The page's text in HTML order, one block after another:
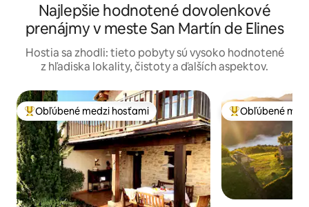
Najlepšie hodnotené dovolenkové
prenájmy v meste San Martín de Elines
Hostia sa zhodli: tieto pobyty sú vysoko hodnotené
z hľadiska lokality, čistoty a ďalších aspektov.
Najobľúbenejšie medzi hosťami
Obľúbené medzi hosťami Najobľúbenejšie
Obľúbené